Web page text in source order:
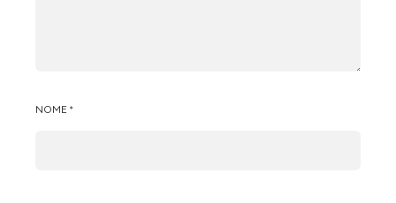
NOME *